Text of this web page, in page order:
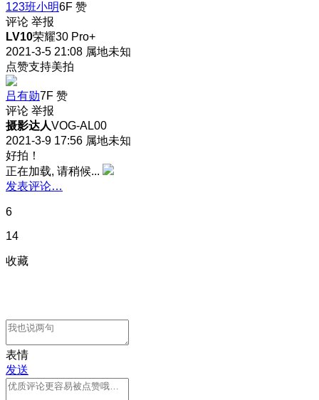
123班小明6F 赞
评论 举报
LV10荣耀30 Pro+
2021-3-5 21:08 属地未知
点赞支持美拍
吕有勋7F 赞
评论 举报
摄影达人VOG-AL00
2021-3-9 17:56 属地未知
好拍！
正在加载, 请稍候...
发表评论…
6
14
收藏
表情
发送